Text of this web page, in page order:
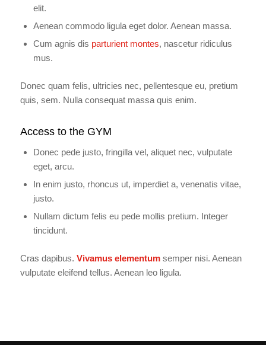
elit.
Aenean commodo ligula eget dolor. Aenean massa.
Cum agnis dis parturient montes, nascetur ridiculus
mus.
Donec quam felis, ultricies nec, pellentesque eu, pretium
quis, sem. Nulla consequat massa quis enim.
Access to the GYM
Donec pede justo, fringilla vel, aliquet nec, vulputate
eget, arcu.
In enim justo, rhoncus ut, imperdiet a, venenatis vitae,
justo.
Nullam dictum felis eu pede mollis pretium. Integer
tincidunt.
Cras dapibus. Vivamus elementumsemper nisi. Aenean
vulputate eleifend tellus. Aenean leo ligula.